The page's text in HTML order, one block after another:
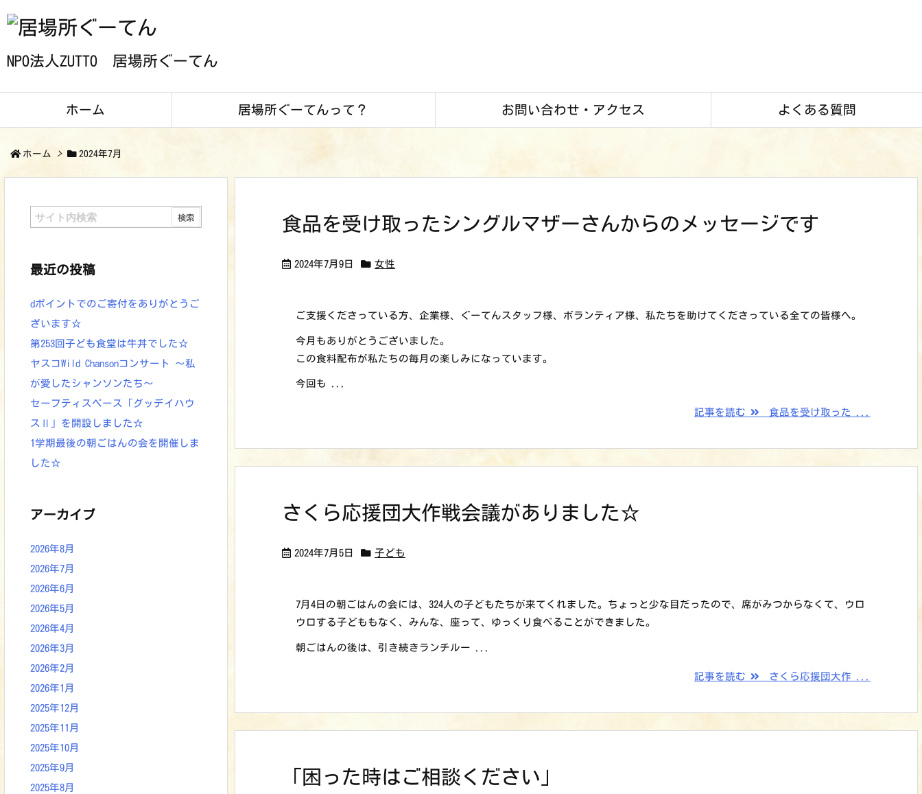
NPO法人ZUTTO 居場所ぐーてん
ホーム 居場所ぐーてんって？ お問い合わせ・アクセス よくある質問
ホーム > 2024年7月
食品を受け取ったシングルマザーさんからのメッセージです
2024年7月9日 女性
ご支援くださっている方、企業様、ぐーてんスタッフ様、ボランティア様、私たちを助けてくださっている全ての皆様へ。
今月もありがとうございました。
この食料配布が私たちの毎月の楽しみになっています。
今回も ...
記事を読む 食品を受け取った ...
さくら応援団大作戦会議がありました☆
2024年7月5日 子ども
7月4日の朝ごはんの会には、324人の子どもたちが来てくれました。ちょっと少な目だったので、席がみつからなくて、ウロ
ウロする子どももなく、みんな、座って、ゆっくり食べることができました。
朝ごはんの後は、引き続きランチルー ...
記事を読む さくら応援団大作 ...
「困った時はご相談ください」
最近の投稿
dポイントでのご寄付をありがとうご
ざいます☆
第253回子ども食堂は牛丼でした☆
ヤスコWild Chansonコンサート ～私
が愛したシャンソンたち～
セーフティスペース「グッデイハウ
スⅡ」を開設しました☆
1学期最後の朝ごはんの会を開催しま
した☆
アーカイブ
2026年8月
2026年7月
2026年6月
2026年5月
2026年4月
2026年3月
2026年2月
2026年1月
2025年12月
2025年11月
2025年10月
2025年9月
2025年8月